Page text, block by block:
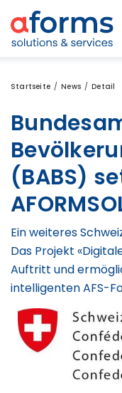
Zum Inhalt
Zum Menü
Zur Suche
Startseite News Detail
(BABS)
Ein weiteres
Das Projekt
Auftritt und
intelligenten AFS-